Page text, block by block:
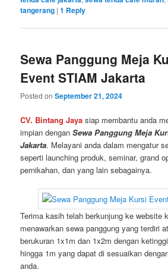
tangerang |1 Reply
Sewa Panggung Meja
Event STIAM Jakarta
Posted onSeptember 21, 2024
CV. Bintang Jayasiap membantu anda
impian denganSewa Panggung Meja
Jakarta. Melayani anda dalam mengatur
seperti launching produk, seminar, grand
pernikahan, dan yang lain sebagainya.
Terima kasih telah berkunjung ke website
menawarkan sewa panggung yang terdiri
berukuran 1x1m dan 1x2m dengan
hingga 1m yang dapat di sesuaikan
anda.